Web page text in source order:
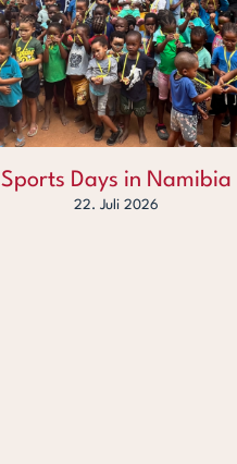
Sports Days in Namibia
22. Juli 2026